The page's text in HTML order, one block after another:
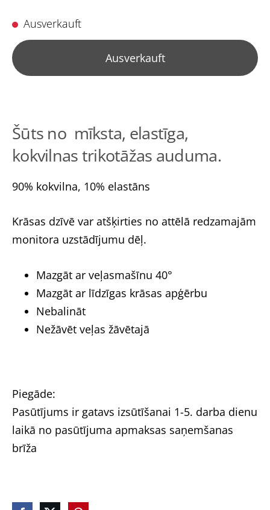
Ausverkauft
Ausverkauft
Šūts no mīksta, elastīga,
kokvilnas trikotāžas auduma.
90% kokvilna, 10% elastāns
Krāsas dzīvē var atšķirties no attēlā redzamajām
monitora uzstādījumu dēļ.
Mazgāt ar veļasmašīnu 40°
Mazgāt ar līdzīgas krāsas apģērbu
Nebalināt
Nežāvēt veļas žāvētajā
Piegāde:
Pasūtījums ir gatavs izsūtīšanai 1-5. darba dienu
laikā no pasūtījuma apmaksas saņemšanas
brīža